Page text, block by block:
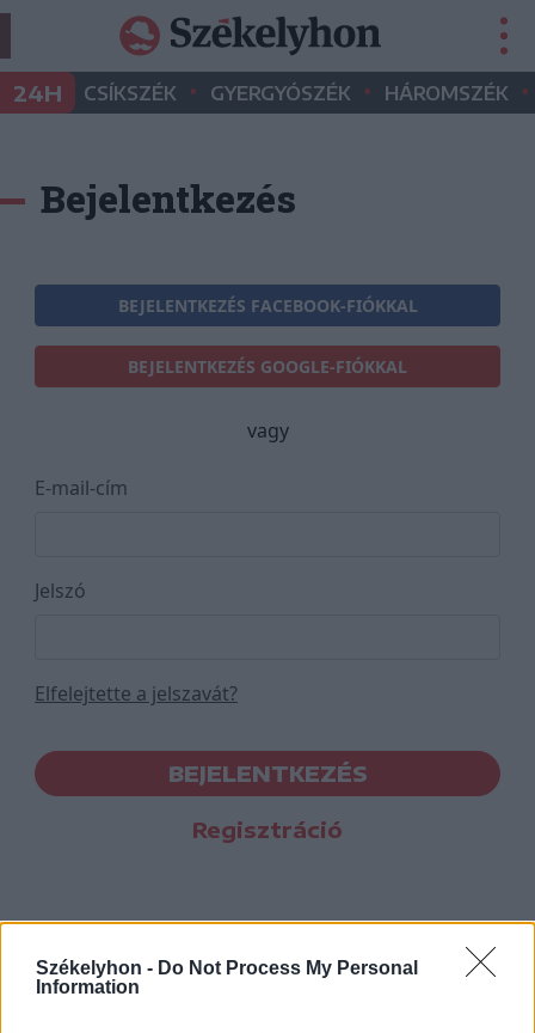
Székelyhon - Do Not Process My Personal
Information
24H CSÍKSZÉK • GYERGYÓSZÉK • HÁROMSZÉK •
Bejelentkezés
BEJELENTKEZÉS FACEBOOK-FIÓKKAL
BEJELENTKEZÉS GOOGLE-FIÓKKAL
vagy
E-mail-cím
Jelszó
Elfelejtette a jelszavát?
BEJELENTKEZÉS
Regisztráció